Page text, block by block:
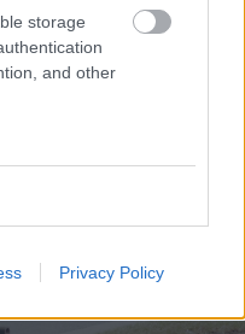
storage
and other
Privacy Policy